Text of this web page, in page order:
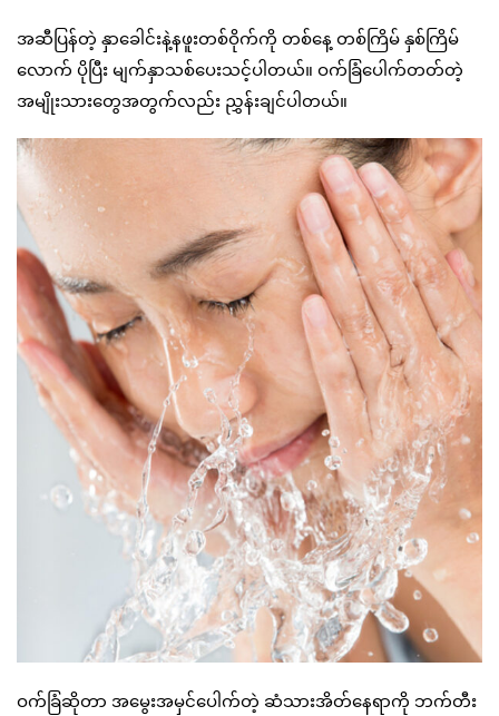
အဆီပြန်တဲ့ နှာခေါင်းနဲ့နဖူးတစ်ဝိုက်ကို တစ်နေ့ တစ်ကြိမ် နှစ်ကြိမ်
လောက် ပိုပြီး မျက်နှာသစ်ပေးသင့်ပါတယ်။ ဝက်ခြံပေါက်တတ်တဲ့
အမျိုးသားတွေအတွက်လည်း ညွှန်းချင်ပါတယ်။
ဝက်ခြံဆိုတာ အမွေးအမှင်ပေါက်တဲ့ ဆံသားအိတ်နေရာကို ဘက်တီး